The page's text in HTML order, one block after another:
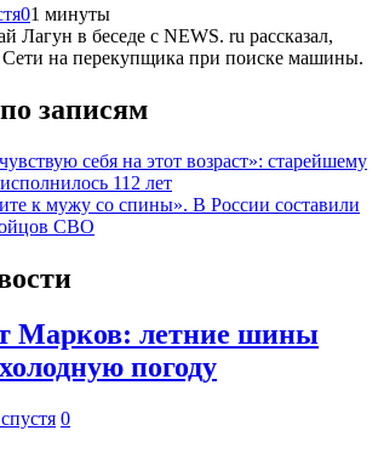
01 минуты
Лагун в беседе с NEWS. ru рассказал,
Сети на перекупщика при поиске машины.
записям
себя на этот возраст»: старейшему
112 лет
к мужу со спины». В России составили
СВО
Марков: летние шины
погоду
0